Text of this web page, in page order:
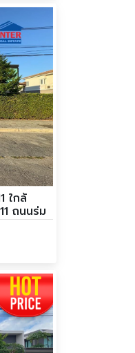
ใกล้
ถนนร่ม